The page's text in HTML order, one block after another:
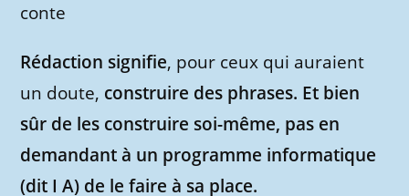
conte
Rédaction signifie, pour ceux qui auraient
un doute, construire des phrases. Et bien
sûr de les construire soi-même, pas en
demandant à un programme informatique
(dit I A) de le faire à sa place.